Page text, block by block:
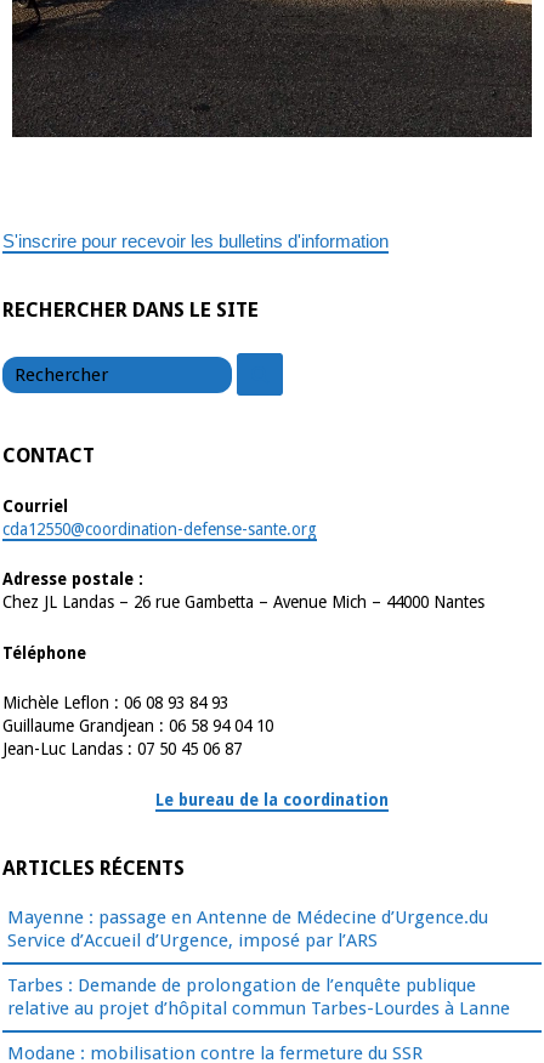
S'inscrire pour recevoir les bulletins d'information
RECHERCHER DANS LE SITE
CONTACT
Courriel
cda12550@coordination-defense-sante.org
Adresse postale :
Chez JL Landas – 26 rue Gambetta – Avenue Mich – 44000 Nantes
Téléphone
Michèle Leflon : 06 08 93 84 93
Guillaume Grandjean : 06 58 94 04 10
Jean-Luc Landas : 07 50 45 06 87
Le bureau de la coordination
ARTICLES RÉCENTS
Mayenne : passage en Antenne de Médecine d’Urgence.du
Service d’Accueil d’Urgence, imposé par l’ARS
Tarbes : Demande de prolongation de l’enquête publique
relative au projet d’hôpital commun Tarbes-Lourdes à Lanne
Modane : mobilisation contre la fermeture du SSR